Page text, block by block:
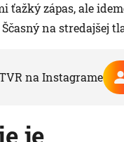
ťažký zápas, ale
na stredajšej
na Instagrame
je